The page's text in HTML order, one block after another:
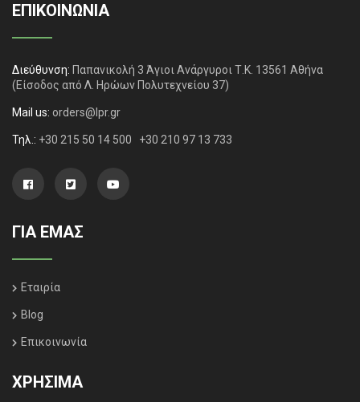
ΕΠΙΚΟΙΝΩΝΙΑ
Διεύθυνση: Παπανικολή 3 Άγιοι Ανάργυροι Τ.Κ. 13561 Αθήνα
(Είσοδος από Λ. Ηρώων Πολυτεχνείου 37)
Mail us: orders@lpr.gr
Τηλ.: +30 215 50 14 500 +30 210 97 13 733
ΓΙΑ ΕΜΑΣ
Εταιρία
Blog
Επικοινωνία
ΧΡΗΣΙΜΑ